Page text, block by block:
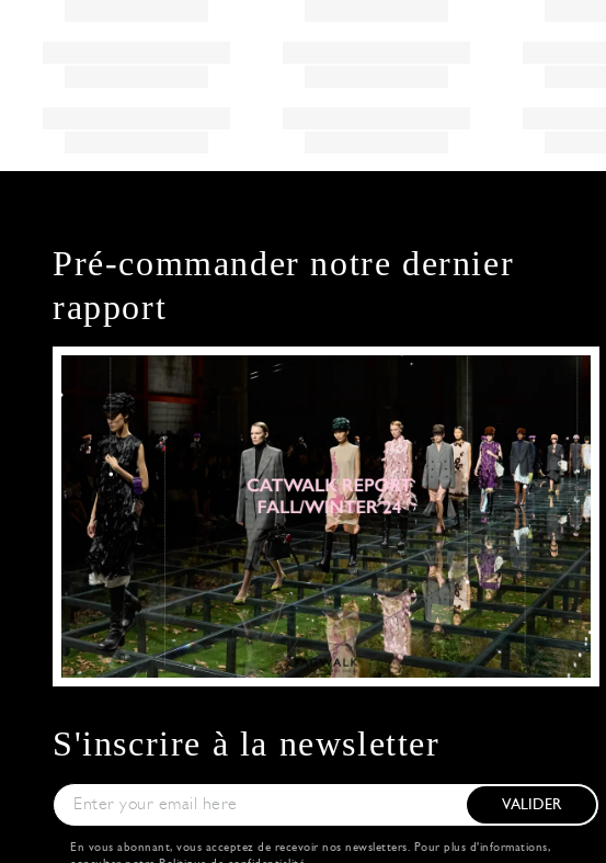
Pré-commander notre dernier
rapport
S'inscrire à la newsletter
VALIDER
En vous abonnant, vous acceptez de recevoir nos newsletters. Pour plus d'informations,